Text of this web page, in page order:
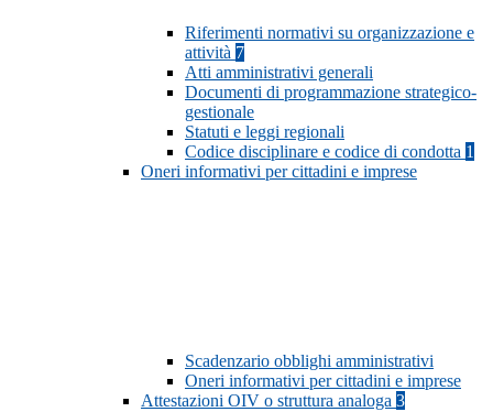
Riferimenti normativi su organizzazione e
attività 7
Atti amministrativi generali
Documenti di programmazione strategico-
gestionale
Statuti e leggi regionali
Codice disciplinare e codice di condotta 1
Oneri informativi per cittadini e imprese
Scadenzario obblighi amministrativi
Oneri informativi per cittadini e imprese
Attestazioni OIV o struttura analoga 3